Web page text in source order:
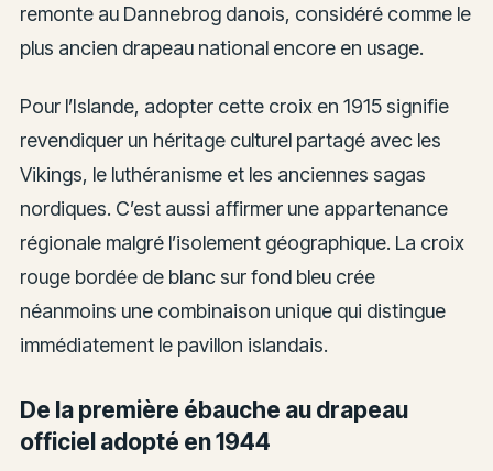
remonte au Dannebrog danois, considéré comme le
plus ancien drapeau national encore en usage.
Pour l’Islande, adopter cette croix en 1915 signifie
revendiquer un héritage culturel partagé avec les
Vikings, le luthéranisme et les anciennes sagas
nordiques. C’est aussi affirmer une appartenance
régionale malgré l’isolement géographique. La croix
rouge bordée de blanc sur fond bleu crée
néanmoins une combinaison unique qui distingue
immédiatement le pavillon islandais.
De la première ébauche au drapeau
officiel adopté en 1944